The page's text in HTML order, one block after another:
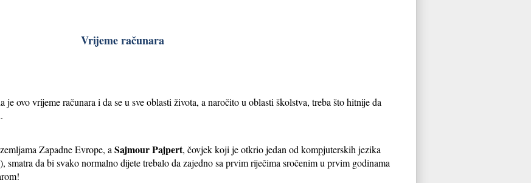
Vrijeme računara
ovo vrijeme računara i da se u sve oblasti života, a naročito u oblasti školstva, treba što hitnije da
Zapadne Evrope, a Sajmour Pajpert, čovjek koji je otkrio jedan od kompjuterskih jezika
da bi svako normalno dijete trebalo da zajedno sa prvim riječima sročenim u prvim godinama